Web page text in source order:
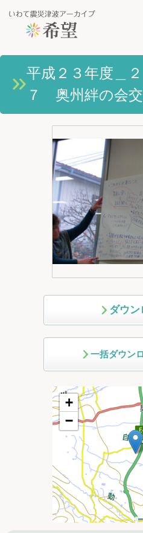
いわて震災津波アーカイブとは
岩手県の被害状況
ピックアップコンテンツ
Foreign Laguage
平成２３年度＿
７ 奥州絆の会交
ダウン
一括ダウン
+
−